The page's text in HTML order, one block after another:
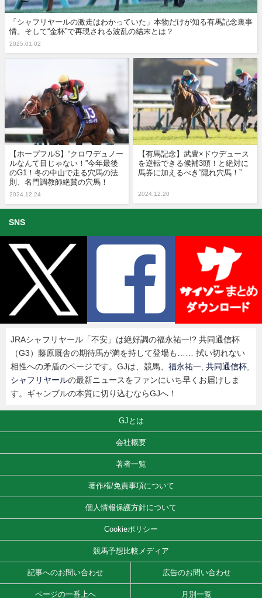
「シャフリヤールの激走はわかっていた」本物だけが知る有馬記念裏事
情。そして“金杯”で再現される波乱の結末とは？
2025.01.02
【ホープフルS】“クロワデュノー
ルなんて目じゃない！”今年最後
のG1！冬の中山で走る穴馬の法
則、名門調教師絶賛の穴馬！
2024.12.24
【有馬記念】武豊×ドウデュース
を逆転できる候補3頭！と絶対に
馬券に加えるべき“隠れ穴馬！”
2024.12.20
SNS
JRAシャフリヤール「不安」は絶好調の福永祐一!? 共同通信杯
（G3）藤原厩舎の期待馬が満を持して登場も…… 拭い切れない
相性への矛盾のページです。GJは、競馬、 福永祐一, 共同通信杯,
シャフリヤールの最新ニュースをファンにいち早くお届けしま
す。ギャンブルの本質に切り込むならGJへ！
GJとは
会社概要
著者一覧
著作権/免責事項について
個人情報保護方針について
Cookieポリシー
競馬予想比較メディア
記事へのお問い合わせ 広告のお問い合わせ
ページの一番上へ 月別一覧